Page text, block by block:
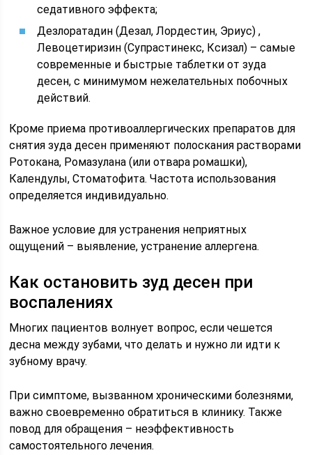
седативного эффекта;
Дезлоратадин (Дезал, Лордестин, Эриус) ,
Левоцетиризин (Супрастинекс, Ксизал) – самые
современные и быстрые таблетки от зуда
десен, с минимумом нежелательных побочных
действий.
Кроме приема противоаллергических препаратов для
снятия зуда десен применяют полоскания растворами
Ротокана, Ромазулана (или отвара ромашки),
Календулы, Стоматофита. Частота использования
определяется индивидуально.
Важное условие для устранения неприятных
ощущений – выявление, устранение аллергена.
Как остановить зуд десен при
воспалениях
Многих пациентов волнует вопрос, если чешется
десна между зубами, что делать и нужно ли идти к
зубному врачу.
При симптоме, вызванном хроническими болезнями,
важно своевременно обратиться в клинику. Также
повод для обращения – неэффективность
самостоятельного лечения.